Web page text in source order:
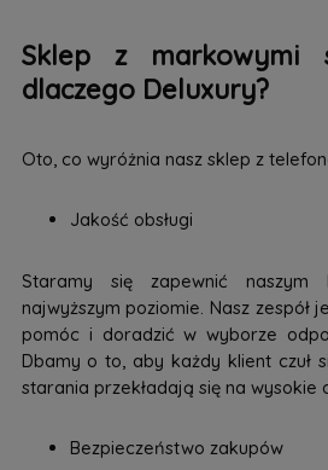
Sklep z markowymi
dlaczego Deluxury?
Oto, co wyróżnia nasz sklep z
Jakość obsługi
Staramy się zapewnić naszym
najwyższym poziomie. Nasz zespół
pomóc i doradzić w wyborze
Dbamy o to, aby każdy klient czuł
starania przekładają się na wysokie
Bezpieczeństwo zakupów